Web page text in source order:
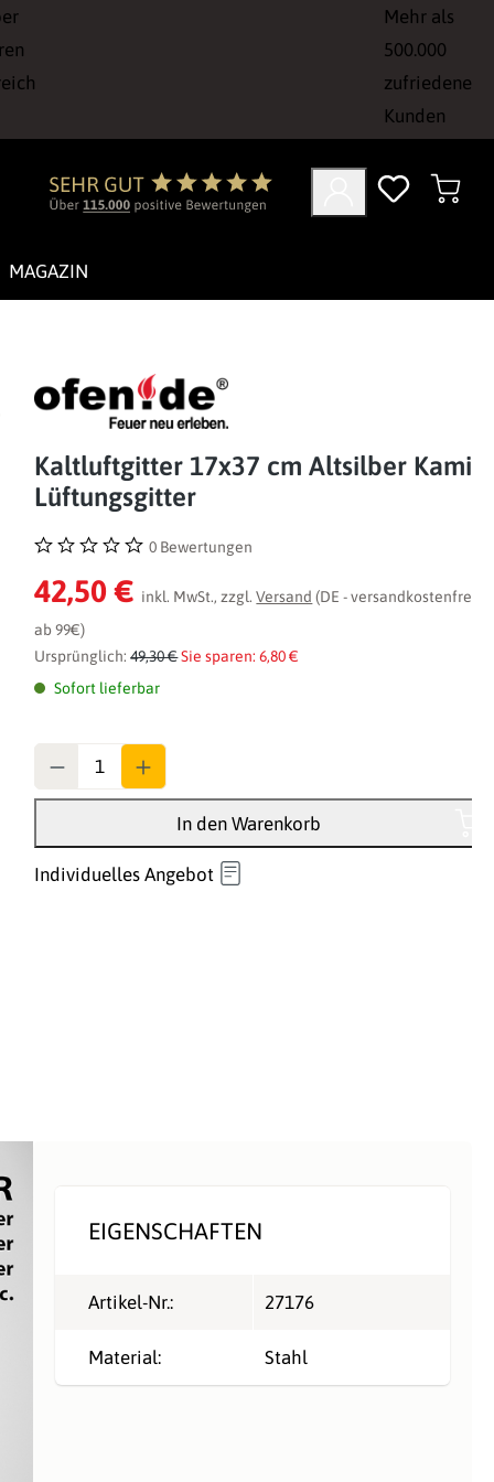
Mehr als
500.000
zufriedene
Kunden
MAGAZIN
Kaltluftgitter 17x37 cm Altsilber Kamin
Lüftungsgitter
Durchschnittliche Bewertung von 0 von 5 Sternen
0 Bewertungen
42,50 € inkl. MwSt., zzgl.Versand (DE - versandkostenfrei
ab 99€)
Ursprünglich:49,30 €Sie sparen: 6,80 €
Sofort lieferbar
In den Warenkorb
Individuelles Angebot
EIGENSCHAFTEN
Artikel-Nr.: 27176
Material: Stahl